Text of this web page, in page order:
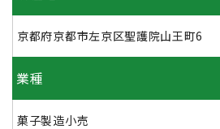
京都府京都市左京区聖護院山王町6
業種
菓子製造小売